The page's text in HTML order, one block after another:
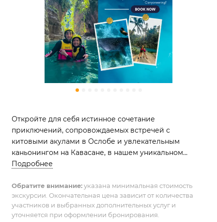
Откройте для себя истинное сочетание
приключений, сопровождаемых встречей с
китовыми акулами в Ослобе и увлекательным
каньонингом на Кавасане, в нашем уникальном
турпакете, который обещает незабываемые моменты
Подробнее
Обратите внимание:указана минимальная стоимость
экскурсии. Окончательная цена зависит от количества
участников и выбранных дополнительных услуг и
уточняется при оформлении бронирования.